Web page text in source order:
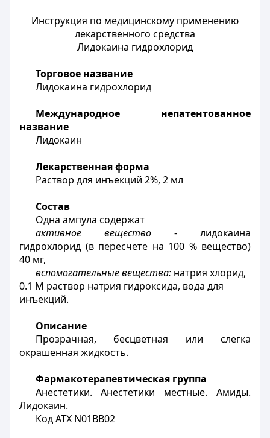
Инструкция по медицинскому применению
лекарственного средства
Лидокаина гидрохлорид
Торговое название
Лидокаина гидрохлорид
Международное непатентованное
название
Лидокаин
Лекарственная форма
Раствор для инъекций 2%, 2 мл
Состав
Одна ампула содержат
активное вещество - лидокаина
гидрохлорид (в пересчете на 100 % вещество)
40 мг,
вспомогательные вещества: натрия хлорид,
0.1 М раствор натрия гидроксида, вода для
инъекций.
Описание
Прозрачная, бесцветная или слегка
окрашенная жидкость.
Фармакотерапевтическая группа
Анестетики. Анестетики местные. Амиды.
Лидокаин.
Код АТХ N01BB02